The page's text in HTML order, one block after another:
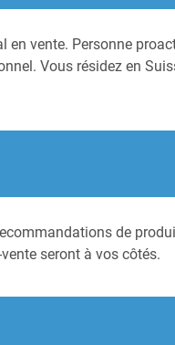
vente. Personne
Vous résidez en
de
seront à vos côtés.